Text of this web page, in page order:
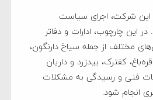
این شرکت، اجرای سیاست
این چارچوب، ادارات و دفاتر
مختلف از جمله سیاخ دارنگون،
کفترک، بیدزرد و داریان
فنی و رسیدگی به مشکلات
انجام شود.